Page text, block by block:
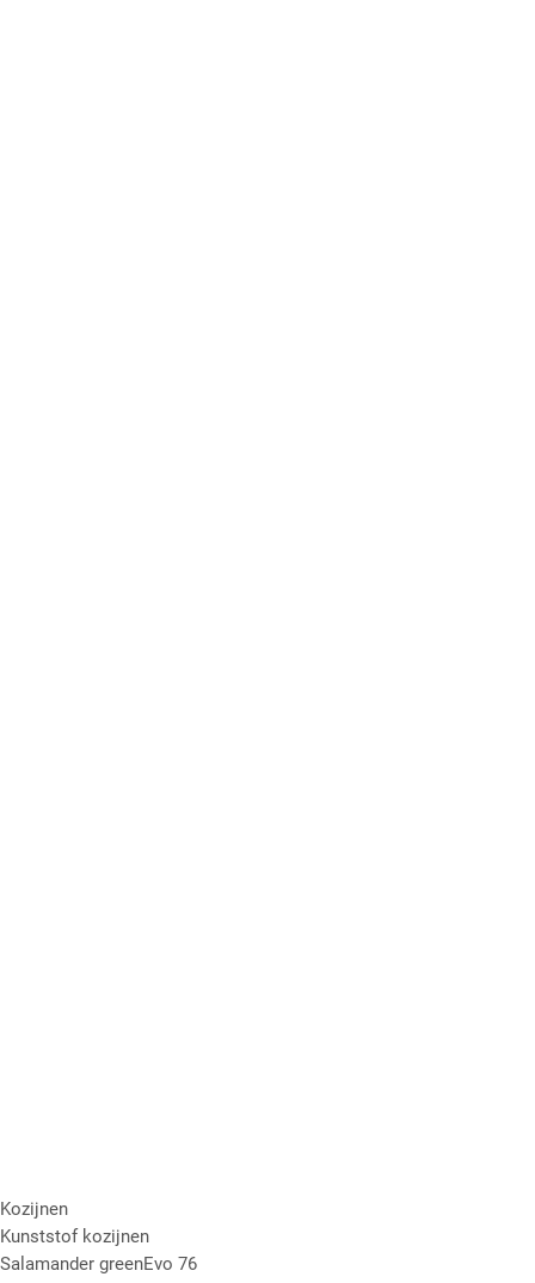
Kozijnen
Kunststof kozijnen
Salamander greenEvo 76